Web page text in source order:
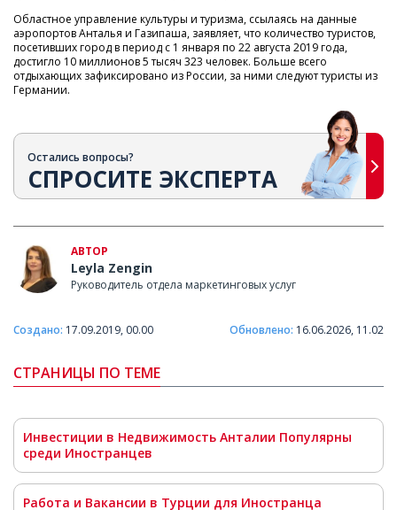
Областное управление культуры и туризма, ссылаясь на данные
аэропортов Анталья и Газипаша, заявляет, что количество туристов,
посетивших город в период с 1 января по 22 августа 2019 года,
достигло 10 миллионов 5 тысяч 323 человек. Больше всего
отдыхающих зафиксировано из России, за ними следуют туристы из
Германии.
Остались вопросы?
СПРОСИТЕ ЭКСПЕРТА
АВТОР
Leyla Zengin
Руководитель отдела маркетинговых услуг
Создано: 17.09.2019, 00.00 Обновлено: 16.06.2026, 11.02
СТРАНИЦЫ ПО ТЕМЕ
Инвестиции в Недвижимость Анталии Популярны
среди Иностранцев
Работа и Вакансии в Турции для Иностранца